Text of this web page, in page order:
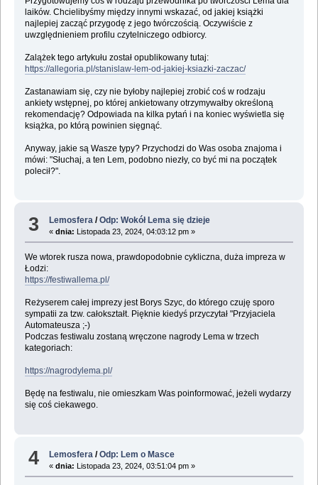
laików. Chcielibyśmy między innymi wskazać, od jakiej książki
najlepiej zacząć przygodę z jego twórczością. Oczywiście z
uwzględnieniem profilu czytelniczego odbiorcy.
Zalążek tego artykułu został opublikowany tutaj:
https://allegoria.pl/stanislaw-lem-od-jakiej-ksiazki-zaczac/
Zastanawiam się, czy nie byłoby najlepiej zrobić coś w rodzaju
ankiety wstępnej, po której ankietowany otrzymywałby określoną
rekomendację? Odpowiada na kilka pytań i na koniec wyświetla się
książka, po którą powinien sięgnąć.
Anyway, jakie są Wasze typy? Przychodzi do Was osoba znajoma i
mówi: "Słuchaj, a ten Lem, podobno niezły, co być mi na początek
polecił?".
3 Lemosfera /Odp: Wokół Lema się dzieje
«dnia: Listopada 23, 2024, 04:03:12 pm »
We wtorek rusza nowa, prawdopodobnie cykliczna, duża impreza w
Łodzi:
https://festiwallema.pl/
Reżyserem całej imprezy jest Borys Szyc, do którego czuję sporo
sympatii za tzw. całokształt. Pięknie kiedyś przyczytał "Przyjaciela
Automateusza ;-)
Podczas festiwalu zostaną wręczone nagrody Lema w trzech
kategoriach:
https://nagrodylema.pl/
Będę na festiwalu, nie omieszkam Was poinformować, jeżeli wydarzy
się coś ciekawego.
4 Lemosfera /Odp: Lem o Masce
«dnia: Listopada 23, 2024, 03:51:04 pm »